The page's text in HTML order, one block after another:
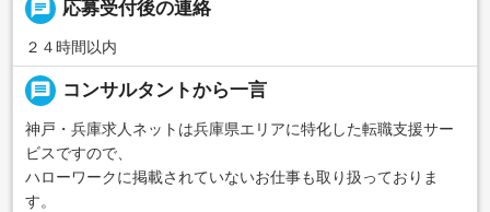
chat 応募受付後の連絡
２４時間以内
message コンサルタントから一言
神戸・兵庫求人ネットは兵庫県エリアに特化した転職支援サー
ビスですので、
ハローワークに掲載されていないお仕事も取り扱っておりま
す。